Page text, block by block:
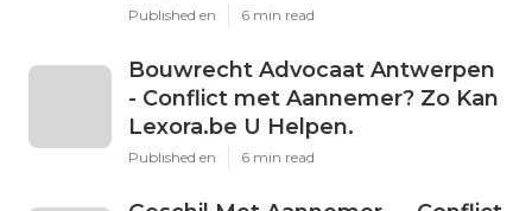
Published en 6 min read
Bouwrecht Advocaat Antwerpen
- Conflict met Aannemer? Zo Kan
Lexora.be U Helpen.
Published en 6 min read